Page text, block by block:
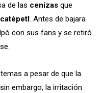
de las cenizas que
. Antes de bajara
con sus fans y se retiró
a pesar de que la
embargo, la irritación